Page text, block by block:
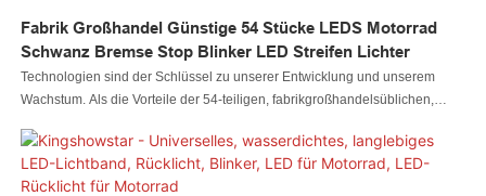
Fabrik Großhandel Günstige 54 Stücke LEDS Motorrad
Schwanz Bremse Stop Blinker LED Streifen Lichter
Technologien sind der Schlüssel zu unserer Entwicklung und unserem
Wachstum. Als die Vorteile der 54-teiligen, fabrikgroßhandelsüblichen,
Motorräder entdeckt wurden, haben sich auch ihre Anwendungsbereiche
erheblich erweitert. Im Bereich der Autobeleuchtungssysteme ist es von
großem Wert